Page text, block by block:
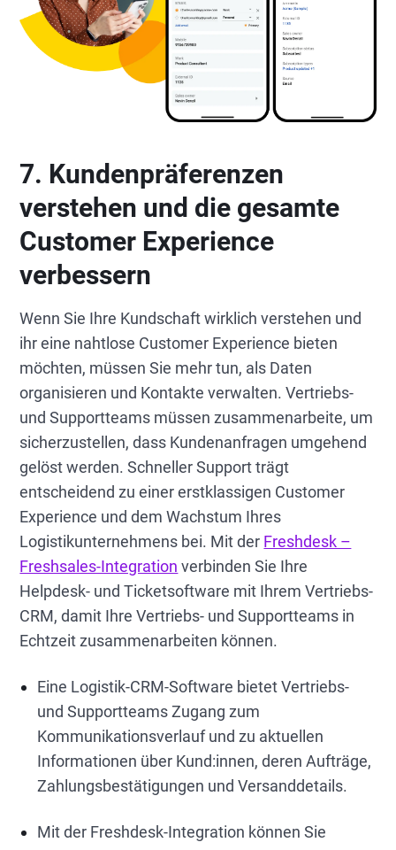
7. Kundenpräferenzen
verstehen und die gesamte
Customer Experience
verbessern
Wenn Sie Ihre Kundschaft wirklich verstehen und
ihr eine nahtlose Customer Experience bieten
möchten, müssen Sie mehr tun, als Daten
organisieren und Kontakte verwalten. Vertriebs-
und Supportteams müssen zusammenarbeite, um
sicherzustellen, dass Kundenanfragen umgehend
gelöst werden. Schneller Support trägt
entscheidend zu einer erstklassigen Customer
Experience und dem Wachstum Ihres
Logistikunternehmens bei. Mit der Freshdesk –
Freshsales-Integration verbinden Sie Ihre
Helpdesk- und Ticketsoftware mit Ihrem Vertriebs-
CRM, damit Ihre Vertriebs- und Supportteams in
Echtzeit zusammenarbeiten können.
Eine Logistik-CRM-Software bietet Vertriebs-
und Supportteams Zugang zum
Kommunikationsverlauf und zu aktuellen
Informationen über Kund:innen, deren Aufträge,
Zahlungsbestätigungen und Versanddetails.
Mit der Freshdesk-Integration können Sie